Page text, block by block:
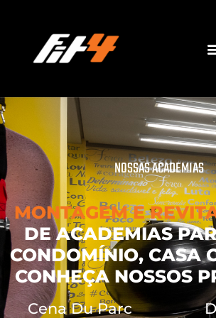
NOSSAS ACADEMIAS
MONTAGEM E
DE ACADEMIAS
CONDOMÍNIO, CASA
CONHEÇA NOSSOS
Cena Du Parc